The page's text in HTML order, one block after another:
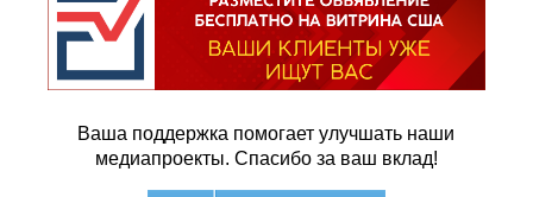
Ваша поддержка помогает улучшать наши
медиапроекты. Спасибо за ваш вклад!